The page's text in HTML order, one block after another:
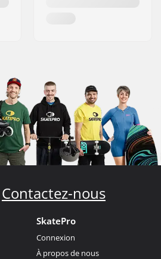
Contactez-nous
SkatePro
Connexion
À propos de nous